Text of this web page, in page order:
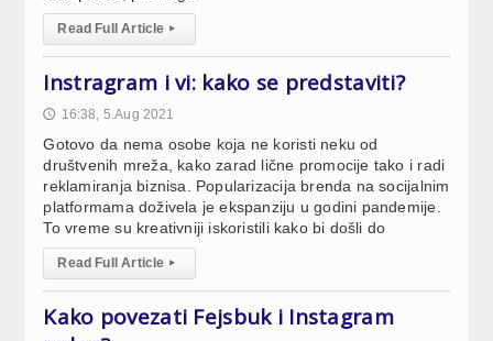
Read Full Article ▸
Instragram i vi: kako se predstaviti?
🕔 16:38, 5.Aug 2021
Gotovo da nema osobe koja ne koristi neku od
društvenih mreža, kako zarad lične promocije tako i radi
reklamiranja biznisa. Popularizacija brenda na socijalnim
platformama doživela je ekspanziju u godini pandemije.
To vreme su kreativniji iskoristili kako bi došli do
Read Full Article ▸
Kako povezati Fejsbuk i Instagram